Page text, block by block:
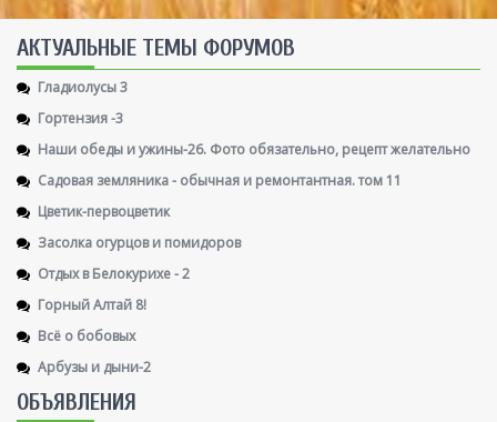
AКТУАЛЬНЫЕ ТЕМЫ ФОРУМОВ
Гладиолусы 3
Гортензия -3
Наши обеды и ужины-26. Фото обязательно, рецепт желательно
Садовая земляника - обычная и ремонтантная. том 11
Цветик-первоцветик
Засолка огурцов и помидоров
Отдых в Белокурихе - 2
Горный Алтай 8!
Всё о бобовых
Арбузы и дыни-2
ОБЪЯВЛЕНИЯ